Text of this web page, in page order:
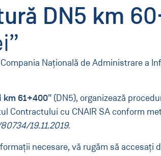
DN5 km
Naţională de Administrare a
km 61+400” (DN5), organizează
Contractului cu CNAIR SA conform
19.11.2019.
necesare, vă rugăm să accesaţi